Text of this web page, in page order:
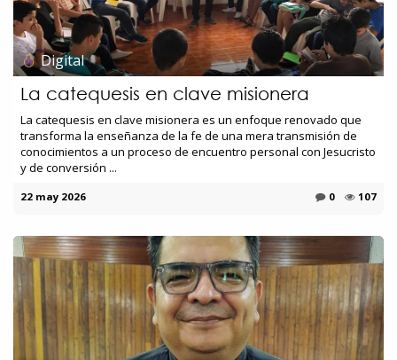
Digital
La catequesis en clave misionera
La catequesis en clave misionera es un enfoque renovado que
transforma la enseñanza de la fe de una mera transmisión de
conocimientos a un proceso de encuentro personal con Jesucristo
y de conversión ...
22 may 2026 0 107